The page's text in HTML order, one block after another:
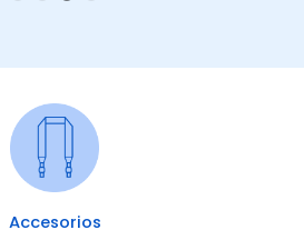
Accesorios